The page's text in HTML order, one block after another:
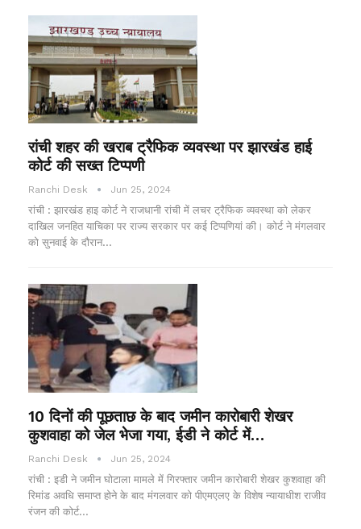
रांची शहर की खराब ट्रैफिक व्यवस्था पर झारखंड हाई
कोर्ट की सख्त टिप्पणी
Ranchi Desk Jun 25, 2024
रांची : झारखंड हाइ कोर्ट ने राजधानी रांची में लचर ट्रैफिक व्यवस्था को लेकर
दाखिल जनहित याचिका पर राज्य सरकार पर कई टिप्पणियां की। कोर्ट ने मंगलवार
को सुनवाई के दौरान…
10 दिनों की पूछताछ के बाद जमीन कारोबारी शेखर
कुशवाहा को जेल भेजा गया, ईडी ने कोर्ट में…
Ranchi Desk Jun 25, 2024
रांची : इडी ने जमीन घोटाला मामले में गिरफ्तार जमीन कारोबारी शेखर कुशवाहा की
रिमांड अवधि समाप्त होने के बाद मंगलवार को पीएमएलए के विशेष न्यायाधीश राजीव
रंजन की कोर्ट…